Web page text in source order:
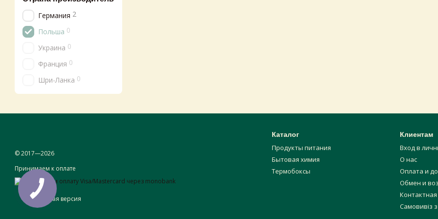
Германия 2
Польша 0
Украина 0
Франция 0
Шри-Ланка 0
© 2017—2026
Принимаем к оплате
Мобильная версия
Каталог
Продукты питания
Бытовая химия
Термобоксы
Клиентам
Вход в
О нас
Оплата и
Обмен и
Самовивіз